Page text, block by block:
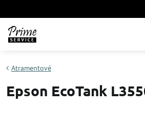
Atramentové
Epson EcoTank